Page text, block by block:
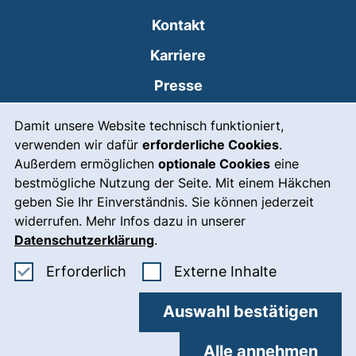
Damit unsere Website technisch funktioniert,
verwenden wir dafür erforderliche Cookies.
Außerdem ermöglichen optionale Cookies eine
bestmögliche Nutzung der Seite. Mit einem Häkchen
geben Sie Ihr Einverständnis. Sie können jederzeit
widerrufen. Mehr Infos dazu in unserer
Datenschutzerklärung.
Erforderlich Erforderliche Cookies akzeptieren
Externe Inhalte: Externe
Auswahl bestätigen
Alle annehmen
Kontakt
Karriere
Presse
Leichte Sprache
Gebärdensprache
Notfall(externer Link, öffnet
Impressum
Barrierefreiheit
Datenschutz